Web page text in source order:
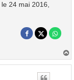
le 24 mai 2016,
a